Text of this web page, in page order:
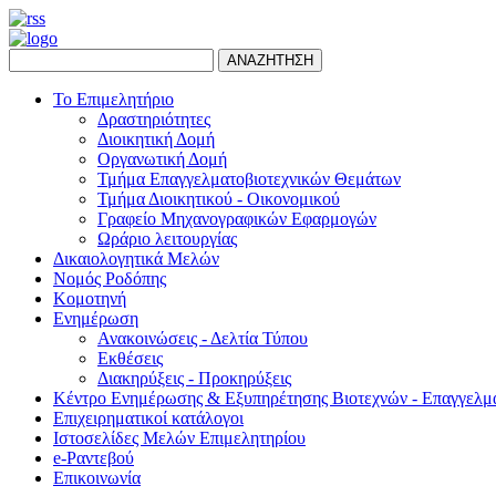
ΑΝΑΖΗΤΗΣΗ
Το Επιμελητήριο
Δραστηριότητες
Διοικητική Δομή
Οργανωτική Δομή
Τμήμα Επαγγελματοβιοτεχνικών Θεμάτων
Τμήμα Διοικητικού - Οικονομικού
Γραφείο Μηχανογραφικών Εφαρμογών
Ωράριο λειτουργίας
Δικαιολογητικά Μελών
Νομός Ροδόπης
Κομοτηνή
Ενημέρωση
Ανακοινώσεις - Δελτία Τύπου
Εκθέσεις
Διακηρύξεις - Προκηρύξεις
Κέντρο Ενημέρωσης & Εξυπηρέτησης Βιοτεχνών -
Επιχειρηματικοί κατάλογοι
Ιστοσελίδες Μελών Επιμελητηρίου
e-Ραντεβού
Επικοινωνία